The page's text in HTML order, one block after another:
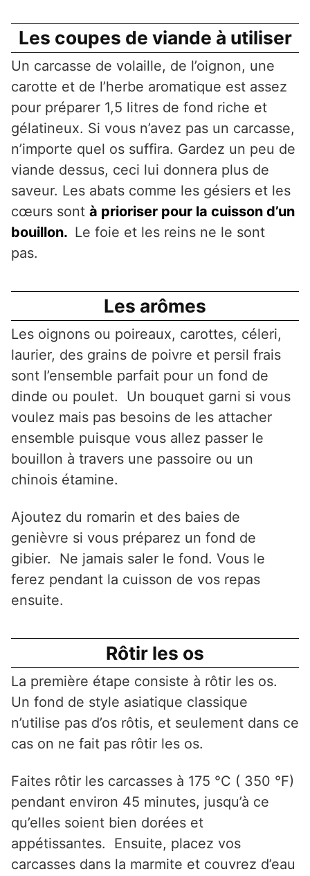
Les coupes de viande à utiliser
Un carcasse de volaille, de l’oignon, une
carotte et de l’herbe aromatique est assez
pour préparer 1,5 litres de fond riche et
gélatineux. Si vous n’avez pas un carcasse,
n’importe quel os suffira. Gardez un peu de
viande dessus, ceci lui donnera plus de
saveur. Les abats comme les gésiers et les
cœurs sont à prioriser pour la cuisson d’un
bouillon. Le foie et les reins ne le sont
pas.
Les arômes
Les oignons ou poireaux, carottes, céleri,
laurier, des grains de poivre et persil frais
sont l’ensemble parfait pour un fond de
dinde ou poulet. Un bouquet garni si vous
voulez mais pas besoins de les attacher
ensemble puisque vous allez passer le
bouillon à travers une passoire ou un
chinois étamine.
Ajoutez du romarin et des baies de
genièvre si vous préparez un fond de
gibier. Ne jamais saler le fond. Vous le
ferez pendant la cuisson de vos repas
ensuite.
Rôtir les os
La première étape consiste à rôtir les os.
Un fond de style asiatique classique
n’utilise pas d’os rôtis, et seulement dans ce
cas on ne fait pas rôtir les os.
Faites rôtir les carcasses à 175 °C ( 350 °F)
pendant environ 45 minutes, jusqu’à ce
qu’elles soient bien dorées et
appétissantes. Ensuite, placez vos
carcasses dans la marmite et couvrez d’eau